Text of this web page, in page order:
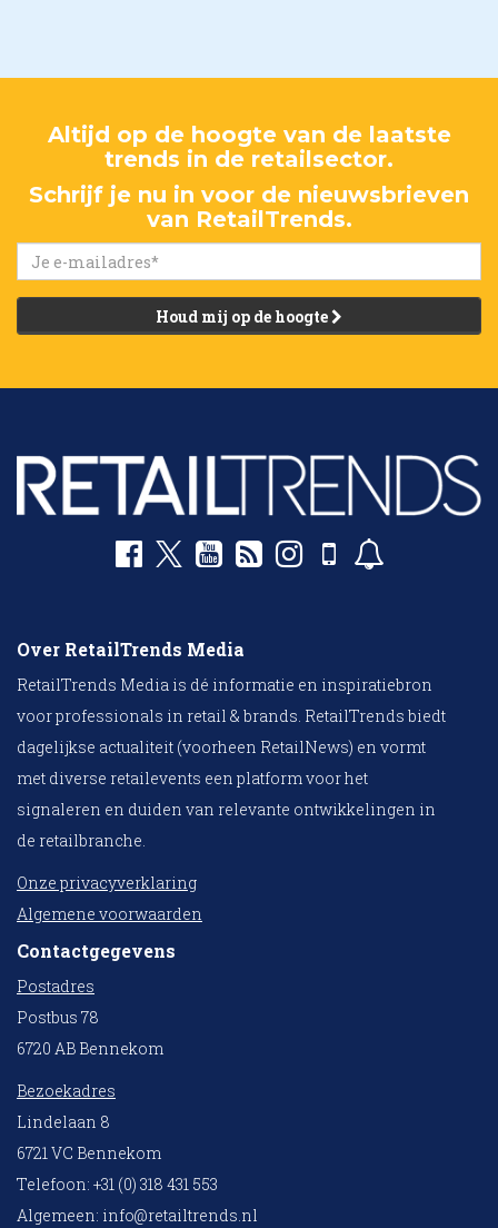
Altijd op de hoogte van de laatste
trends in de retailsector.
Schrijf je nu in voor de nieuwsbrieven
van RetailTrends.
Houd mij op de hoogte
Over RetailTrends Media
RetailTrends Media is dé informatie en inspiratiebron
voor professionals in retail & brands. RetailTrends biedt
dagelijkse actualiteit (voorheen RetailNews) en vormt
met diverse retailevents een platform voor het
signaleren en duiden van relevante ontwikkelingen in
de retailbranche.
Onze privacyverklaring
Algemene voorwaarden
Contactgegevens
Postadres
Postbus 78
6720 AB Bennekom
Bezoekadres
Lindelaan 8
6721 VC Bennekom
Telefoon: +31 (0) 318 431 553
Algemeen: info@retailtrends.nl